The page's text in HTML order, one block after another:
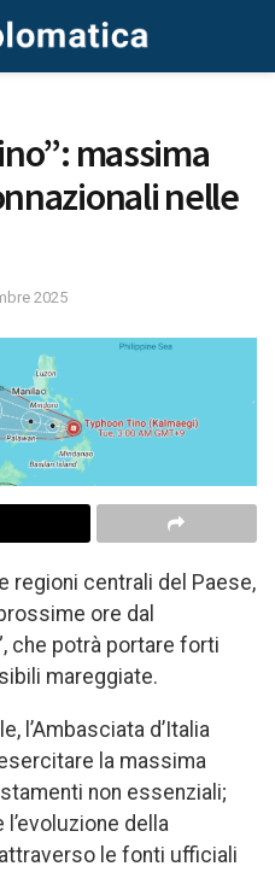
massima
nelle
2025
regioni centrali del Paese,
ore dal
che potrà portare forti
mareggiate.
l’Ambasciata d’Italia
la massima
non essenziali;
della
le fonti ufficiali